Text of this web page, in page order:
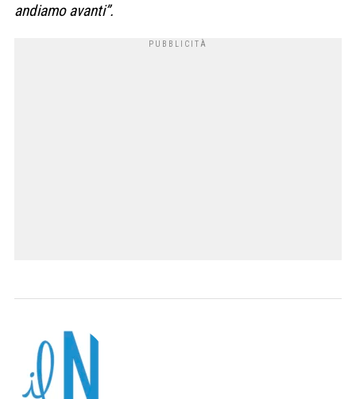
andiamo avanti”.